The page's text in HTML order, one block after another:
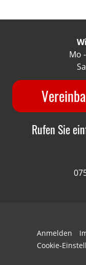
Mo
Rufen Sie
Anmelden
Cookie-